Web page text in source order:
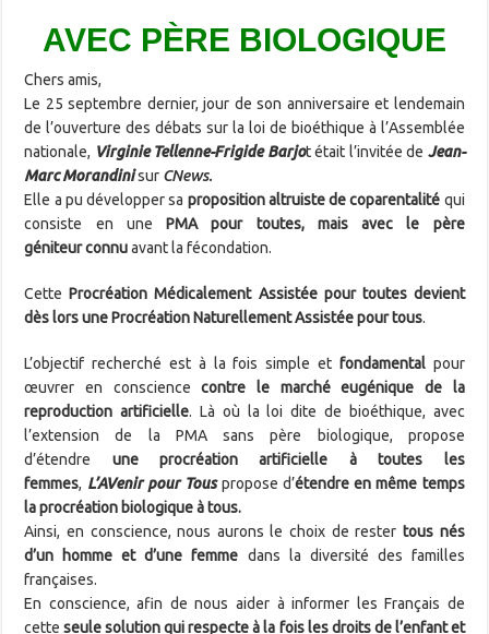
AVEC PÈRE BIOLOGIQUE
Chers amis,
Le 25 septembre dernier, jour de son anniversaire et lendemain
de l’ouverture des débats sur la loi de bioéthique à l’Assemblée
nationale, Virginie Tellenne-Frigide Barjot était l’invitée de Jean-
Marc Morandinisur CNews.
Elle a pu développer sa proposition altruiste de coparentalité qui
consiste en unePMA pour toutes, maisavec le père
géniteurconnuavant la fécondation.
CetteProcréation Médicalement Assistée pour toutes devient
dès lors une Procréation Naturellement Assistée pour tous.
L’objectif recherché est à la fois simple et fondamentalpour
œuvrer en consciencecontre le marché eugénique de la
reproduction artificielle. Là où la loi dite de bioéthique, avec
l’extension de la PMA sans père biologique, propose
d’étendre une procréation artificielle à toutes les
femmes, L’AVenir pour Touspropose d’étendre en même temps
la procréation biologique à tous.
Ainsi, en conscience, nous aurons le choix de restertous nés
d’un homme et d’une femme dans la diversité des familles
françaises.
En conscience, afin de nous aider à informer les Français de
cette seule solution qui respecte à la fois les droits de l’enfant et